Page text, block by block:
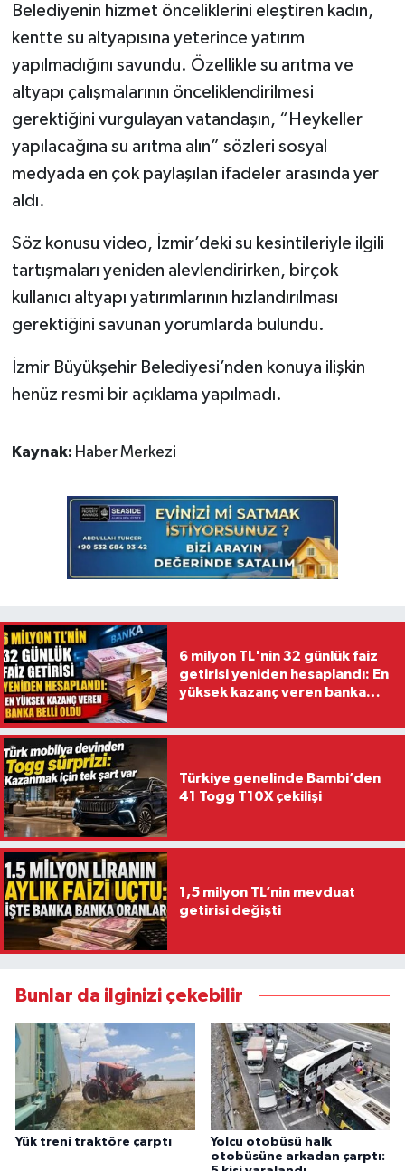
Belediyenin hizmet önceliklerini eleştiren kadın,
kentte su altyapısına yeterince yatırım
yapılmadığını savundu. Özellikle su arıtma ve
altyapı çalışmalarının önceliklendirilmesi
gerektiğini vurgulayan vatandaşın, “Heykeller
yapılacağına su arıtma alın” sözleri sosyal
medyada en çok paylaşılan ifadeler arasında yer
aldı.
Söz konusu video, İzmir’deki su kesintileriyle ilgili
tartışmaları yeniden alevlendirirken, birçok
kullanıcı altyapı yatırımlarının hızlandırılması
gerektiğini savunan yorumlarda bulundu.
İzmir Büyükşehir Belediyesi’nden konuya ilişkin
henüz resmi bir açıklama yapılmadı.
Kaynak: Haber Merkezi
6 milyon TL'nin 32 günlük faiz
getirisi yeniden hesaplandı: En
yüksek kazanç veren banka
Türkiye genelinde Bambi’den
41 Togg T10X çekilişi
1,5 milyon TL’nin mevduat
getirisi değişti
Bunlar da ilginizi çekebilir
Yük treni traktöre çarptı
Yolcu otobüsü halk
otobüsüne arkadan çarptı: